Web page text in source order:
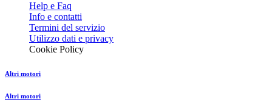
Help e Faq
Info e contatti
Termini del servizio
Utilizzo dati e privacy
Cookie Policy
Altri motori
Altri motori